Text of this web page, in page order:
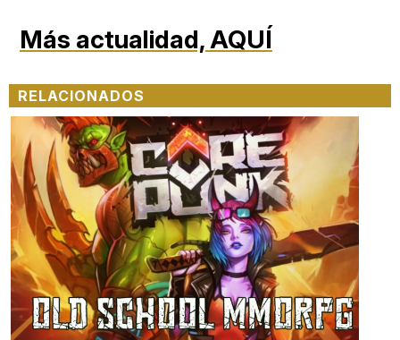
Más actualidad,AQUÍ
RELACIONADOS